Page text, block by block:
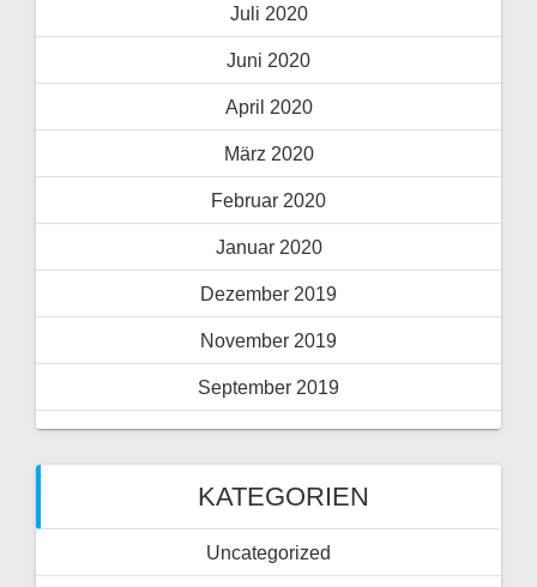
Juli 2020
Juni 2020
April 2020
März 2020
Februar 2020
Januar 2020
Dezember 2019
November 2019
September 2019
KATEGORIEN
Uncategorized